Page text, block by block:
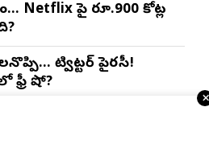
Netflix పై రూ.900 కోట్ల
ట్విట్టర్ పైరసీ!
ఫ్రీ షో?